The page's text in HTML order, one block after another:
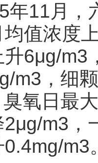
11月，
均值浓度
6μg/m3
m3，细
氧日最
m3，
m3